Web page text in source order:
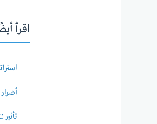
اقرأ
تأثير SNAC في أقراص Ozempic وWegovy على صحة الأمعاء